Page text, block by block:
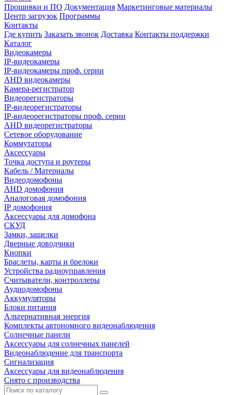
Прошивки и ПО Документация Маркетинговые материалы
Центр загрузок Программы
Контакты
Где купить Заказать звонок Доставка Контакты поддержки
Каталог
Видеокамеры
IP-видеокамеры
IP-видеокамеры проф. серии
AHD видеокамеры
Камера-регистратор
Видеорегистраторы
IP-видеорегистраторы
IP-видеорегистраторы проф. серии
AHD видеорегистраторы
Сетевое оборудование
Коммутаторы
Аксессуары
Точка доступа и роутеры
Кабель / Материалы
Видеодомофоны
AHD домофония
Аналоговая домофония
IP домофония
Аксессуары для домофона
СКУД
Замки, защелки
Дверные доводчики
Кнопки
Браслеты, карты и брелоки
Устройства радиоуправления
Считыватели, контроллеры
Аудиодомофоны
Аккумуляторы
Блоки питания
Альтернативная энергия
Комплекты автономного видеонаблюдения
Солнечные панели
Аксессуары для солнечных панелей
Видеонаблюдение для транспорта
Сигнализация
Аксессуары для видеонаблюдения
Снято с производства